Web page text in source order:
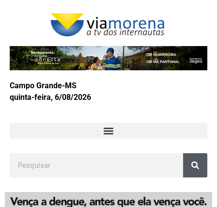
Campo Grande-MS
quinta-feira, 6/08/2026